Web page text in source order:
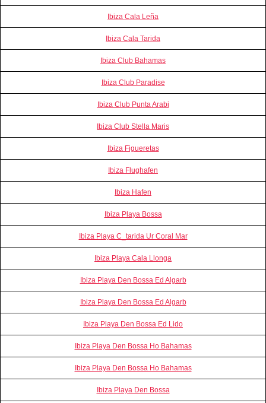
Ibiza Cala Leña
Ibiza Cala Tarida
Ibiza Club Bahamas
Ibiza Club Paradise
Ibiza Club Punta Arabi
Ibiza Club Stella Maris
Ibiza Figueretas
Ibiza Flughafen
Ibiza Hafen
Ibiza Playa Bossa
Ibiza Playa C_tarida Ur Coral Mar
Ibiza Playa Cala Llonga
Ibiza Playa Den Bossa Ed Algarb
Ibiza Playa Den Bossa Ed Algarb
Ibiza Playa Den Bossa Ed Lido
Ibiza Playa Den Bossa Ho Bahamas
Ibiza Playa Den Bossa Ho Bahamas
Ibiza Playa Den Bossa